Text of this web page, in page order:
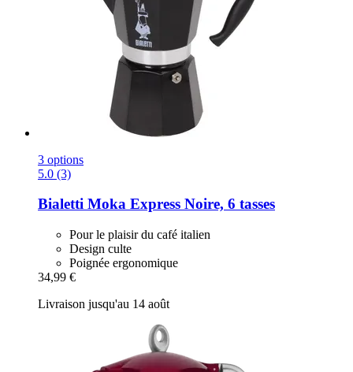
3 options
5.0 (3)
Bialetti Moka Express Noire, 6 tasses
Pour le plaisir du café italien
Design culte
Poignée ergonomique
34,99 €
Livraison jusqu'au 14 août